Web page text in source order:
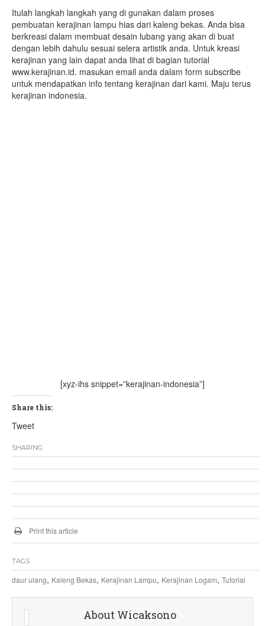
Itulah langkah langkah yang di gunakan dalam proses
pembuatan kerajinan lampu hias dari kaleng bekas. Anda bisa
berkreasi dalam membuat desain lubang yang akan di buat
dengan lebih dahulu sesuai selera artistik anda. Untuk kreasi
kerajinan yang lain dapat anda lihat di bagian tutorial
www.kerajinan.id. masukan email anda dalam form subscribe
untuk mendapatkan info tentang kerajinan dari kami. Maju terus
kerajinan indonesia.
[xyz-ihs snippet=”kerajinan-indonesia”]
Share this:
Tweet
SHARING
Print this article
TAGS
daur ulang, Kaleng Bekas, Kerajinan Lampu, Kerajinan Logam, Tutorial
About Wicaksono